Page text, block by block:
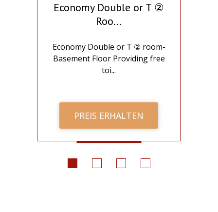
Economy Double or T ②
Roo...
Economy Double or T ② room-
Basement Floor Providing free
toi...
PREIS ERHALTEN